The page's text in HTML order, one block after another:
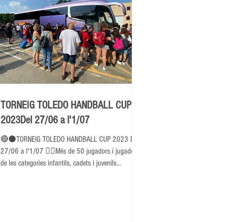
TORNEIG TOLEDO HANDBALL CUP
2023Del 27/06 a l'1/07
🔴⚫TORNEIG TOLEDO HANDBALL CUP 2023 Del
27/06 a l'1/07 👉🏽Més de 50 jugadors i jugadores
de les categories infantils, cadets i juvenils...